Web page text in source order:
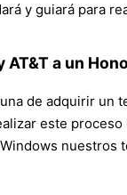
y guiará para
AT&T a un
de adquirir un
este
nuestros